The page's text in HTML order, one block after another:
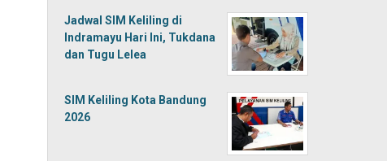
Jadwal SIM Keliling di
Indramayu Hari Ini, Tukdana
dan Tugu Lelea
SIM Keliling Kota Bandung
2026